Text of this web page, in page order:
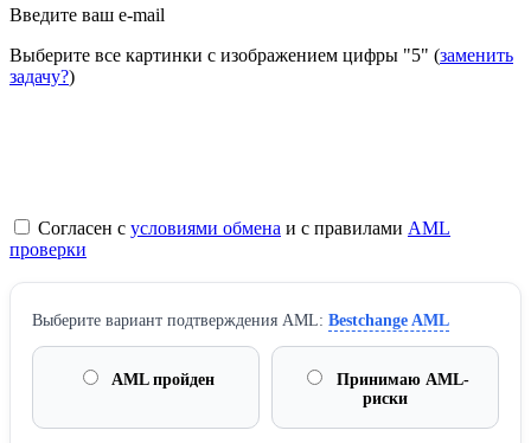
Введите ваш e-mail
Выберите все картинки с изображением цифры "5" (заменить
задачу?)
Согласен с условиями обмена и с правилами AML
проверки
Выберите вариант подтверждения AML: Bestchange AML
AML пройден
Принимаю AML-
риски